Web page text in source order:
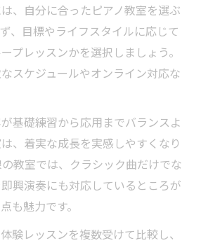
、自分に合ったピアノ教室を選ぶ
、目標やライフスタイルに応じて
プレッスンかを選択しましょう。
スケジュールやオンライン対応な
基礎練習から応用までバランスよ
、着実な成長を実感しやすくなり
教室では、クラシック曲だけでな
興演奏にも対応しているところが
も魅力です。
験レッスンを複数受けて比較し、